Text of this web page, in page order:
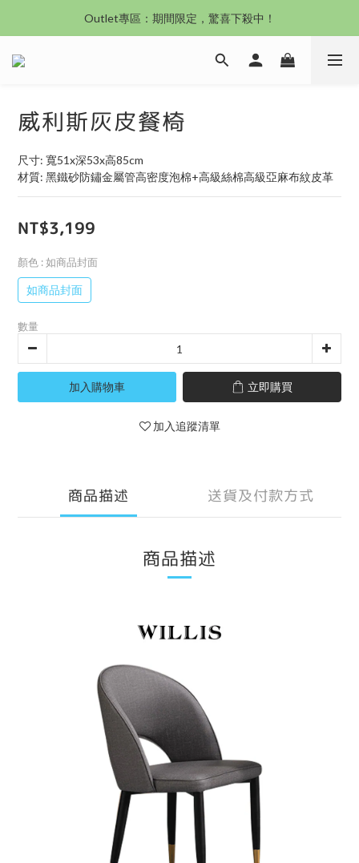
沙發新登場｜想躺就躺，頭等艙到商務艙一次擁有
Outlet專區：期間限定，驚喜下殺中！
沙發新登場｜想躺就躺，頭等艙到商務艙一次擁有
威利斯灰皮餐椅
尺寸: 寬51x深53x高85cm
材質: 黑鐵砂防鏽金屬管高密度泡棉+高級絲棉高級亞麻布紋皮革
NT$3,199
顏色 : 如商品封面
如商品封面
數量
加入購物車 立即購買
加入追蹤清單
商品描述 送貨及付款方式
商品描述